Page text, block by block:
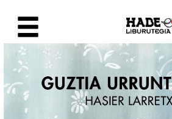
Eskuratu berriak